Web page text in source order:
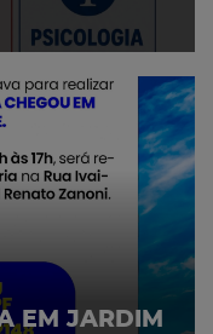
EM JARDIM